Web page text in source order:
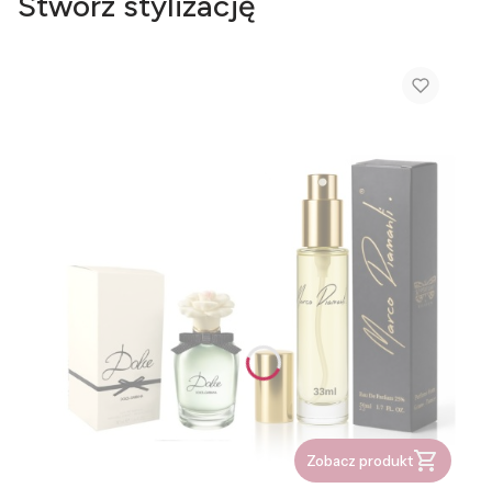
Zobacz produkt